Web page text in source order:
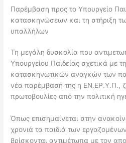
Παρέμβαση προς το Υπουργείο
κατασκηνώσεων και τη στήριξη
υπαλλήλων
Τη μεγάλη δυσκολία που
Υπουργείου Παιδείας σχετικά με
κατασκηνωτικών αναγκών των
νέα παρέμβασή της η ΕΝ.ΕΡ.Υ.Π.,
πρωτοβουλίες από την πολιτική
Όπως επισημαίνεται στην
χρονιά τα παιδιά των
βρίσκονται αντιμέτωπα με τον